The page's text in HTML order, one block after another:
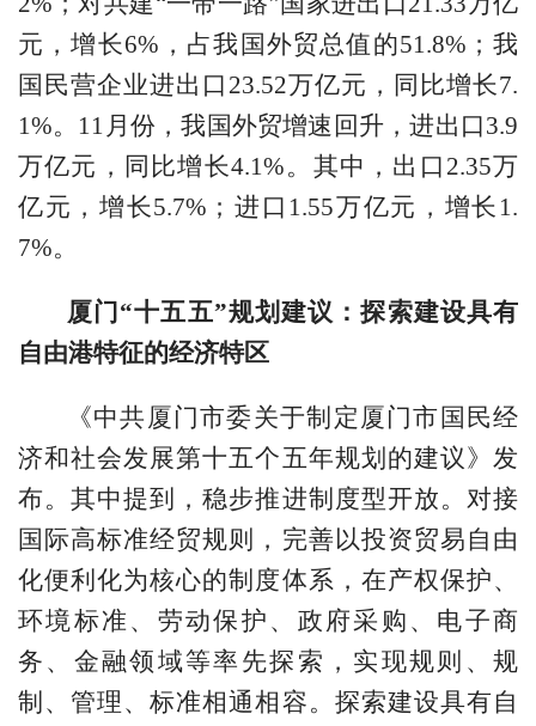
元，增长6%，占我国外贸总值的51.8%；我
国民营企业进出口23.52万亿元，同比增长7.
1%。11月份，我国外贸增速回升，进出口3.9
万亿元，同比增长4.1%。其中，出口2.35万
亿元，增长5.7%；进口1.55万亿元，增长1.
7%。
厦门“十五五”规划建议：探索建设具有
自由港特征的经济特区
《中共厦门市委关于制定厦门市国民经
济和社会发展第十五个五年规划的建议》发
布。其中提到，稳步推进制度型开放。对接
国际高标准经贸规则，完善以投资贸易自由
化便利化为核心的制度体系，在产权保护、
环境标准、劳动保护、政府采购、电子商
务、金融领域等率先探索，实现规则、规
制、管理、标准相通相容。探索建设具有自